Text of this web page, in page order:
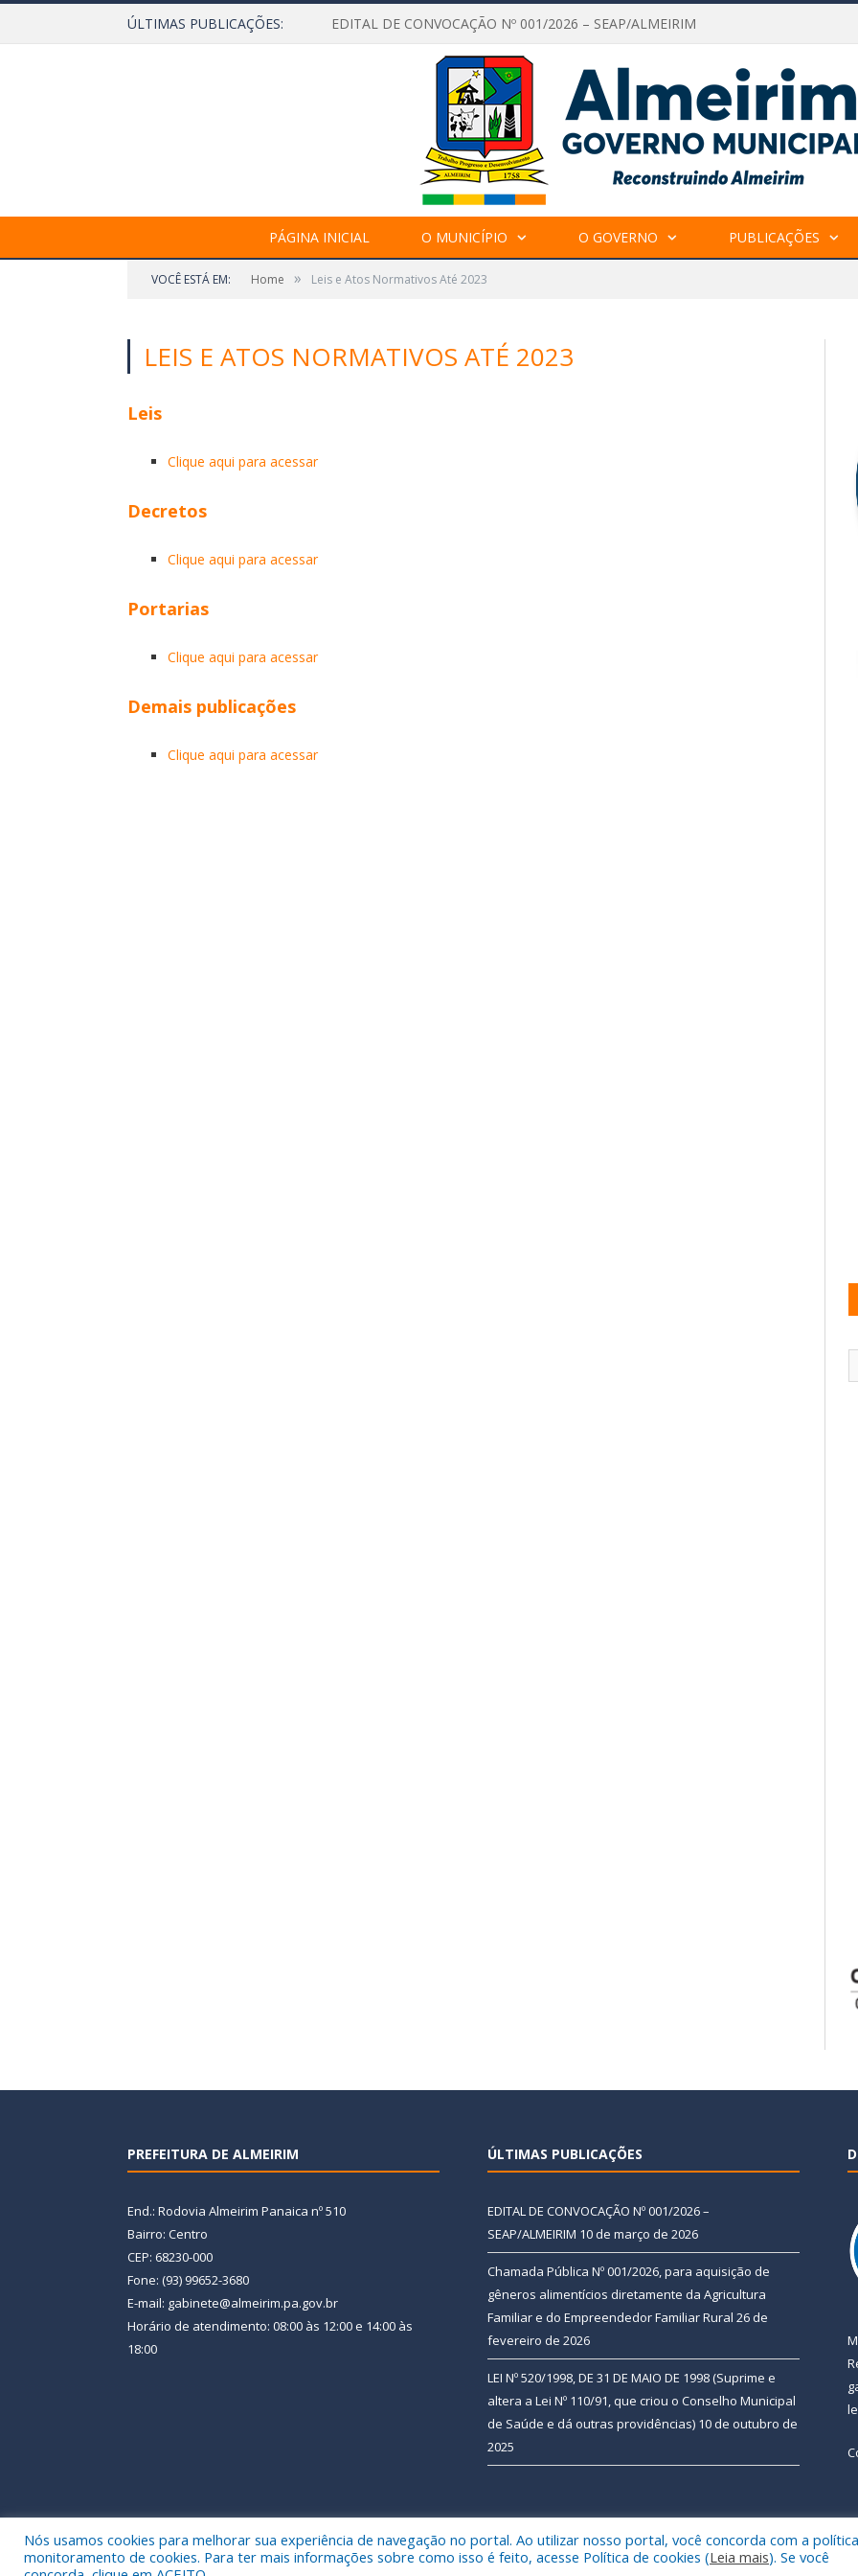
ÚLTIMAS PUBLICAÇÕES: EDITAL DE CONVOCAÇÃO Nº 001/2026 – SEAP/ALMEIRIM
PÁGINA INICIAL O MUNICÍPIO O GOVERNO PUBLICAÇÕES
VOCÊ ESTÁ EM: Home » Leis e Atos Normativos Até 2023
LEIS E ATOS NORMATIVOS ATÉ 2023
Leis
Clique aqui para acessar
Decretos
Clique aqui para acessar
Portarias
Clique aqui para acessar
Demais publicações
Clique aqui para acessar
PREFEITURA DE ALMEIRIM
End.: Rodovia Almeirim Panaica nº 510
Bairro: Centro
CEP: 68230-000
Fone: (93) 99652-3680
E-mail: gabinete@almeirim.pa.gov.br
Horário de atendimento: 08:00 às 12:00 e 14:00 às
18:00
ÚLTIMAS PUBLICAÇÕES
EDITAL DE CONVOCAÇÃO Nº 001/2026 –
SEAP/ALMEIRIM 10 de março de 2026
Chamada Pública Nº 001/2026, para aquisição de
gêneros alimentícios diretamente da Agricultura
Familiar e do Empreendedor Familiar Rural 26 de
fevereiro de 2026
LEI Nº 520/1998, DE 31 DE MAIO DE 1998 (Suprime e
altera a Lei Nº 110/91, que criou o Conselho Municipal
de Saúde e dá outras providências) 10 de outubro de
2025
Todos os direitos reservados a Prefeitura Municipal de Almeirim. Mapa do Site
Nós usamos cookies para melhorar sua experiência de navegação no portal. Ao utilizar nosso portal, você concorda com a
monitoramento de cookies. Para ter mais informações sobre como isso é feito, acesse Política de cookies (Leia mais). Se você